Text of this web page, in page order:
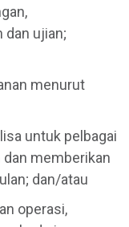
dan ujian;
menurut
untuk pelbagai
memberikan
dan/atau
operasi,